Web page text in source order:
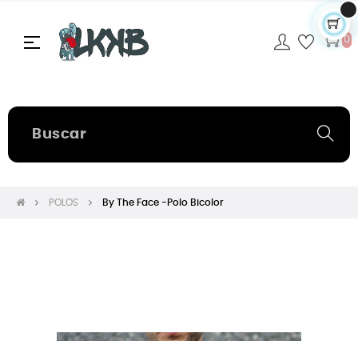
Navegación
☰ 0
POLOS By The Face -Polo Bicolor